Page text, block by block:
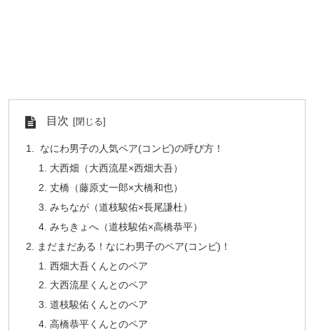
目次
なにわ男子の人気ペア(コンビ)の呼び方！
大西畑（大西流星×西畑大吾）
丈橋（藤原丈一郎×大橋和也）
みちなが（道枝駿佑×長尾謙杜）
みちきょへ（道枝駿佑×高橋恭平）
まだまだある！なにわ男子のペア(コンビ)！
西畑大吾くんとのペア
大西流星くんとのペア
道枝駿佑くんとのペア
高橋恭平くんとのペア